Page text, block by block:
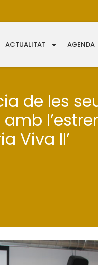
ACTUALITAT AGENDA
de les
Viva II’